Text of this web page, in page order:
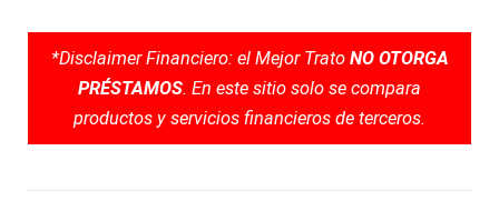
*Disclaimer Financiero: el Mejor Trato NO OTORGA
PRÉSTAMOS. En este sitio solo se compara
productos y servicios financieros de terceros.